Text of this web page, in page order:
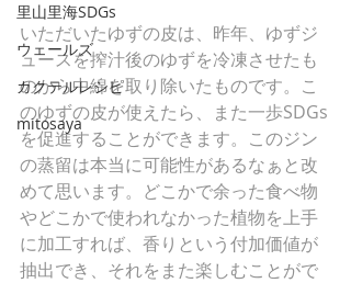
里山里海SDGs
ウェールズ
カクテルレシピ
mitosaya
いただいたゆずの皮は、昨年、ゆずジ
ュースを搾汁後のゆずを冷凍させたも
のから中綿を取り除いたものです。こ
のゆずの皮が使えたら、また一歩SDGs
を促進することができます。このジン
の蒸留は本当に可能性があるなぁと改
めて思います。どこかで余った食べ物
やどこかで使われなかった植物を上手
に加工すれば、香りという付加価値が
抽出でき、それをまた楽しむことがで